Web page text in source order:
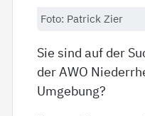
Foto: Patrick Zier
Sie sind auf der
der AWO
Umgebung?